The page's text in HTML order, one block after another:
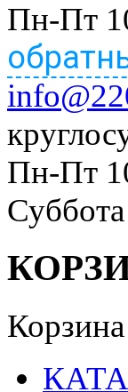
Пн-Пт
Пн-Пт